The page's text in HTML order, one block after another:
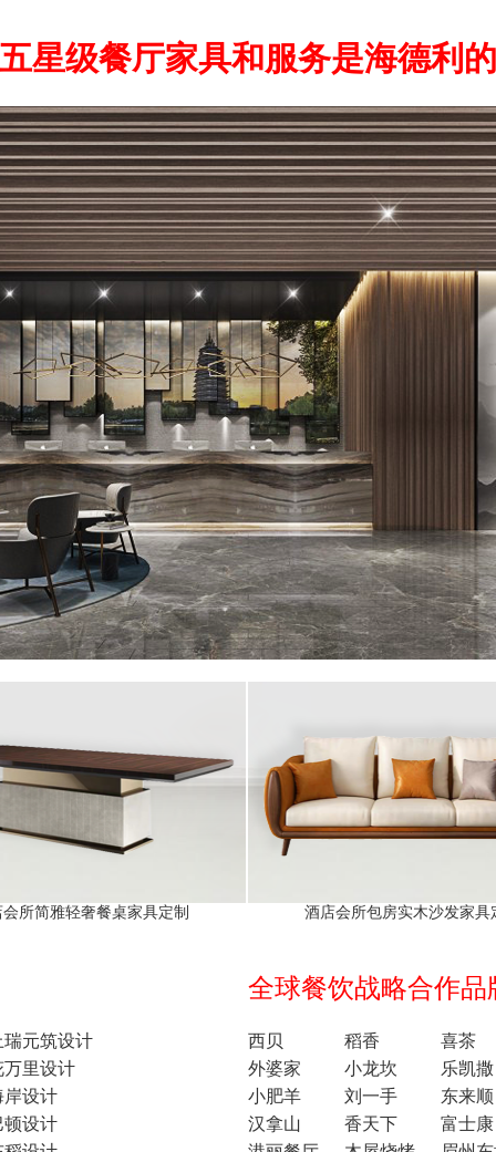
星级餐厅家具和服务是海德利
所简雅轻奢餐桌家具定制 酒店会所包房实木沙发家具
瑞元筑设计
万里设计
岸设计
顿设计
全球餐饮战略合作品
西贝 稻香
喜茶
外婆家
小龙坎
乐凯撒
小肥羊
刘一手
东来顺
汉拿山
香天下
富士康